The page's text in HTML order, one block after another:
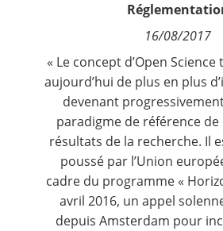
16/08/2017
« Le concept d’Open Science
aujourd’hui de plus en plus
devenant
paradigme de référence
résultats de la recherche. Il
poussé par l’Union
cadre du programme «
avril 2016, un appel
depuis Amsterdam pour